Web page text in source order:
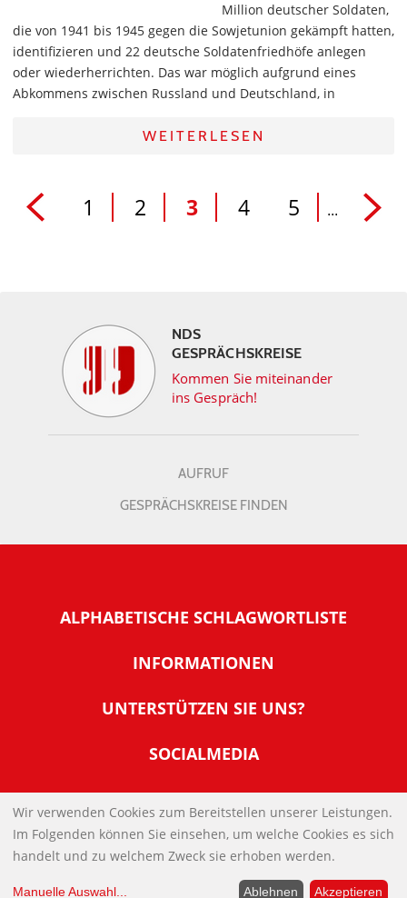
Million deutscher Soldaten,
die von 1941 bis 1945 gegen die Sowjetunion gekämpft hatten,
identifizieren und 22 deutsche Soldatenfriedhöfe anlegen
oder wiederherrichten. Das war möglich aufgrund eines
Abkommens zwischen Russland und Deutschland, in
WEITERLESEN
1 2 3 4 5 ...
NDS
GESPRÄCHSKREISE
Kommen Sie miteinander
ins Gespräch!
AUFRUF
GESPRÄCHSKREISE FINDEN
ALPHABETISCHE SCHLAGWORTLISTE
INFORMATIONEN
Warum NachDenkSeiten
Tipps zur Nutzung der NachDenkSeiten
Banner und E-Mail-Signaturen
Links
Kontakt
Impressum
UNTERSTÜTZEN SIE UNS?
Werden Sie Fördermitglied
Spenden Sie Online
SOCIALMEDIA
IMPRESSUM
DATENSCHUTZERKLÄRUNG
Wir verwenden Cookies zum Bereitstellen unserer Leistungen.
Im Folgenden können Sie einsehen, um welche Cookies es sich
handelt und zu welchem Zweck sie erhoben werden.
Manuelle Auswahl... Ablehnen Akzeptieren